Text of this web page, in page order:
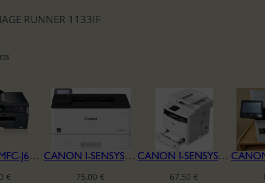
RUNNER 1133IF
BROTHER MFC-J6510DW
€
CANON I-SENSYS LBP 226DW
75,00€
CANON I-SENSYS MF416DW
67,50€